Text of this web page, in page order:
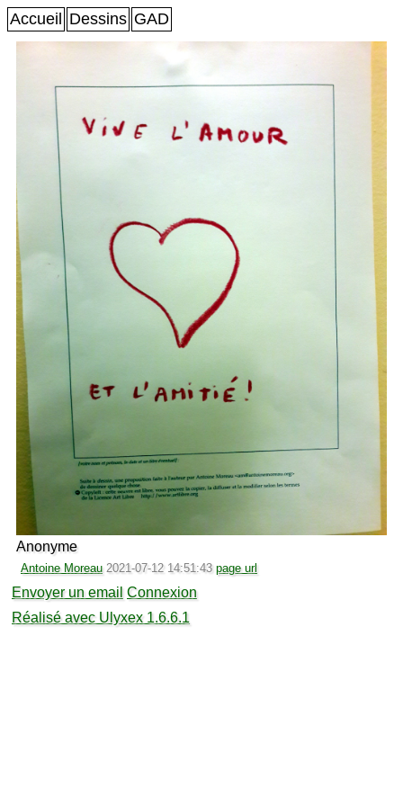
Accueil Dessins GAD
Anonyme
Antoine Moreau 2021-07-12 14:51:43 page url
Envoyer un email Connexion
Réalisé avec Ulyxex 1.6.6.1